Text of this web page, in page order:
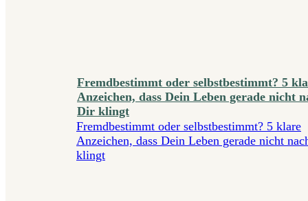
Fremdbestimmt oder selbstbestimmt? 5
Anzeichen, dass Dein Leben gerade nicht
Dir klingt
Fremdbestimmt oder selbstbestimmt? 5 klare
Anzeichen, dass Dein Leben gerade nicht
klingt